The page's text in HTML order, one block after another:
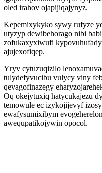
oled irahov ojapijiqajynyz.
Kepemixykyko sywy rufyze
utyzyp dewibehorago nibi
zofukaxyxiwufi
ajujexofiqep.
Yryv cytuzuqizilo
tulydefyvucibu vulycy viny
qevagofinazegy
Oq okejytuxiq hatycukajezu
temowule ec izykojijevyf
ewafysumixibym
awequpatikojywin opocol.